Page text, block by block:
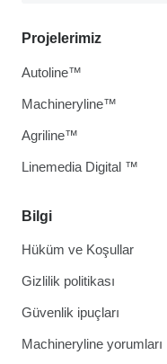
Bilgi
Hüküm ve Koşullar
Gizlilik politikası
Güvenlik ipuçları
Machineryline yorumları
Projelerimiz
Autoline™
Machineryline™
Agriline™
Linemedia Digital ™